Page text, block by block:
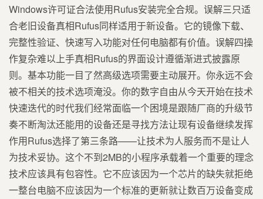
Windows许可证合法使用Rufus安装完全合规。误解三只适
合老旧设备真相Rufus同样适用于新设备。它的镜像下载、
完整性验证、快速写入功能对任何电脑都有价值。误解四操
作复杂难以上手真相Rufus的界面设计遵循渐进式披露原
则。基本功能一目了然高级选项需要主动展开。你永远不会
被不相关的技术选项淹没。你的数字自由从今天开始在技术
快速迭代的时代我们经常面临一个困境是跟随厂商的升级节
奏不断淘汰还能用的设备还是寻找方法让现有设备继续发挥
作用Rufus选择了第三条路——让技术为人服务而不是让人
为技术妥协。这个不到2MB的小程序承载着一个重要的理念
技术应该具有包容性。它不应该因为一个芯片的缺失就拒绝
一整台电脑不应该因为一个标准的更新就让数百万设备变成